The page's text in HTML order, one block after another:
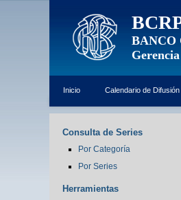
BANCO
Inicio Calendario de Difusión
Consulta de Series
Por Categoría
Por Series
Herramientas